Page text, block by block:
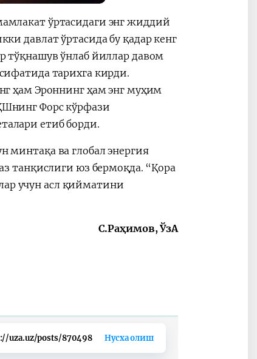
ўртасидаги энг жиддий
давлат ўртасида бу қадар кенг
тўқнашув ўнлаб йиллар давом
тарихга кирди.
ҳам Эроннинг ҳам энг муҳим
Форс кўрфази
етиб борди.
минтақа ва глобал энергия
танқислиги юз бермоқда. “Қора
учун асл қийматини
С.Раҳимов,ЎзА
uza.uz/posts/870498 Нусха олиш